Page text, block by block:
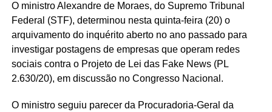
O ministro Alexandre de Moraes, do Supremo Tribunal
Federal (STF), determinou nesta quinta-feira (20) o
arquivamento do inquérito aberto no ano passado para
investigar postagens de empresas que operam redes
sociais contra o Projeto de Lei das Fake News (PL
2.630/20), em discussão no Congresso Nacional.
O ministro seguiu parecer da Procuradoria-Geral da